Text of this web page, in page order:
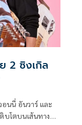
2 ซิงเกิล
อนนี่ อันวาร์ และ
บโตบนเส้นทาง